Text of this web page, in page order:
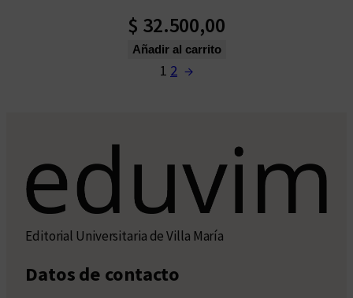
$ 32.500,00
Añadir al carrito
1 2 →
Editorial Universitaria de Villa María
Datos de contacto